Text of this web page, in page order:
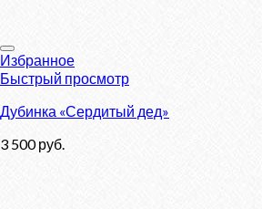
Избранное
Быстрый просмотр
Дубинка «Сердитый дед»
3 500руб.